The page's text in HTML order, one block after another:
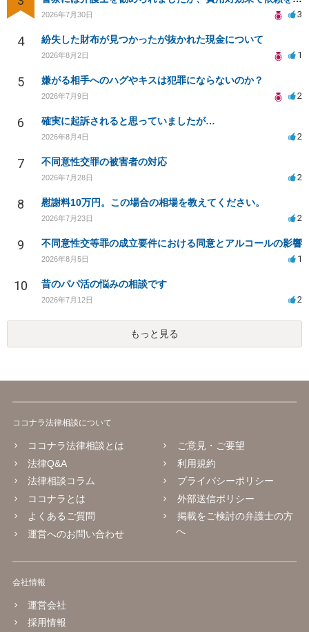
2026年7月30日 3
4 紛失した財布が見つかったが抜かれた現金について
2026年8月2日 1
5 嫌がる相手へのハグやキスは犯罪にならないのか？
2026年7月9日 2
6 確実に起訴されると思っていましたが…
2026年8月4日 2
7 不同意性交罪の被害者の対応
2026年7月28日 2
8 慰謝料10万円。この場合の相場を教えてください。
2026年7月23日 2
9 不同意性交等罪の成立要件における同意とアルコールの影響
2026年8月5日 1
10 昔のパパ活の悩みの相談です
2026年7月12日 2
もっと見る
ココナラ法律相談について
ココナラ法律相談とは
法律Q&A
法律相談コラム
ココナラとは
よくあるご質問
運営へのお問い合わせ
ご意見・ご要望
利用規約
プライバシーポリシー
外部送信ポリシー
掲載をご検討の弁護士の方
へ
会社情報
運営会社
採用情報